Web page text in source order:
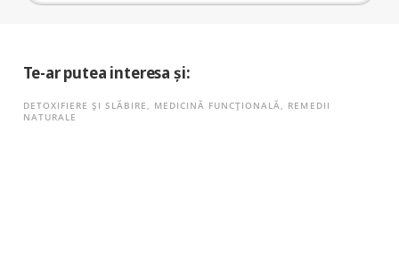
Te-ar putea interesa și:
DETOXIFIERE ȘI SLĂBIRE, MEDICINĂ FUNCȚIONALĂ, REMEDII
NATURALE